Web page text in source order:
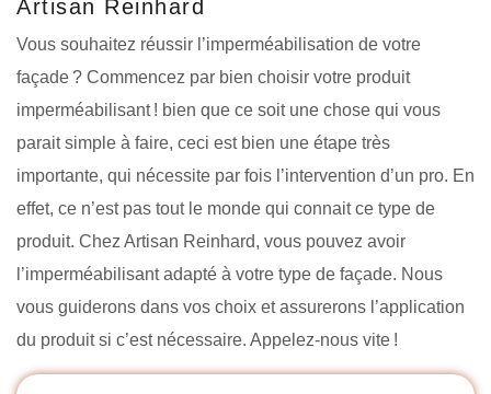
Artisan Reinhard
Vous souhaitez réussir l’imperméabilisation de votre
façade ? Commencez par bien choisir votre produit
imperméabilisant ! bien que ce soit une chose qui vous
parait simple à faire, ceci est bien une étape très
importante, qui nécessite par fois l’intervention d’un pro. En
effet, ce n’est pas tout le monde qui connait ce type de
produit. Chez Artisan Reinhard, vous pouvez avoir
l’imperméabilisant adapté à votre type de façade. Nous
vous guiderons dans vos choix et assurerons l’application
du produit si c’est nécessaire. Appelez-nous vite !